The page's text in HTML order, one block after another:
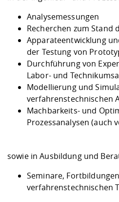
Kontakt und Anfahrt
Qualitätssicherung
Analysemessungen
Recherchen zum Stand
Apparateentwicklung
der Testung von
Durchführung von
Labor- und
Modellierung und
verfahrenstechnischen
Machbarkeits- und
Prozessanalysen (auch
sowie in Ausbildung und
Seminare,
verfahrenstechnischen